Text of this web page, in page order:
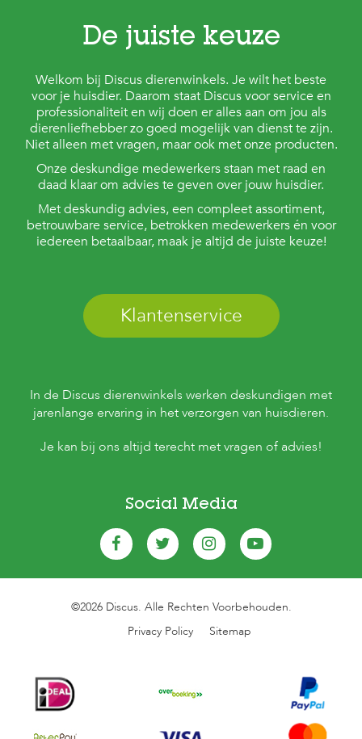
De juiste keuze
Welkom bij Discus dierenwinkels. Je wilt het beste
voor je huisdier. Daarom staat Discus voor service en
professionaliteit en wij doen er alles aan om jou als
dierenliefhebber zo goed mogelijk van dienst te zijn.
Niet alleen met vragen, maar ook met onze producten.
Onze deskundige medewerkers staan met raad en
daad klaar om advies te geven over jouw huisdier.
Met deskundig advies, een compleet assortiment,
betrouwbare service, betrokken medewerkers én voor
iedereen betaalbaar, maak je altijd de juiste keuze!
Klantenservice
In de Discus dierenwinkels werken deskundigen met
jarenlange ervaring in het verzorgen van huisdieren.
Je kan bij ons altijd terecht met vragen of advies!
Social Media
©2026 Discus. Alle Rechten Voorbehouden.
Privacy Policy
Sitemap